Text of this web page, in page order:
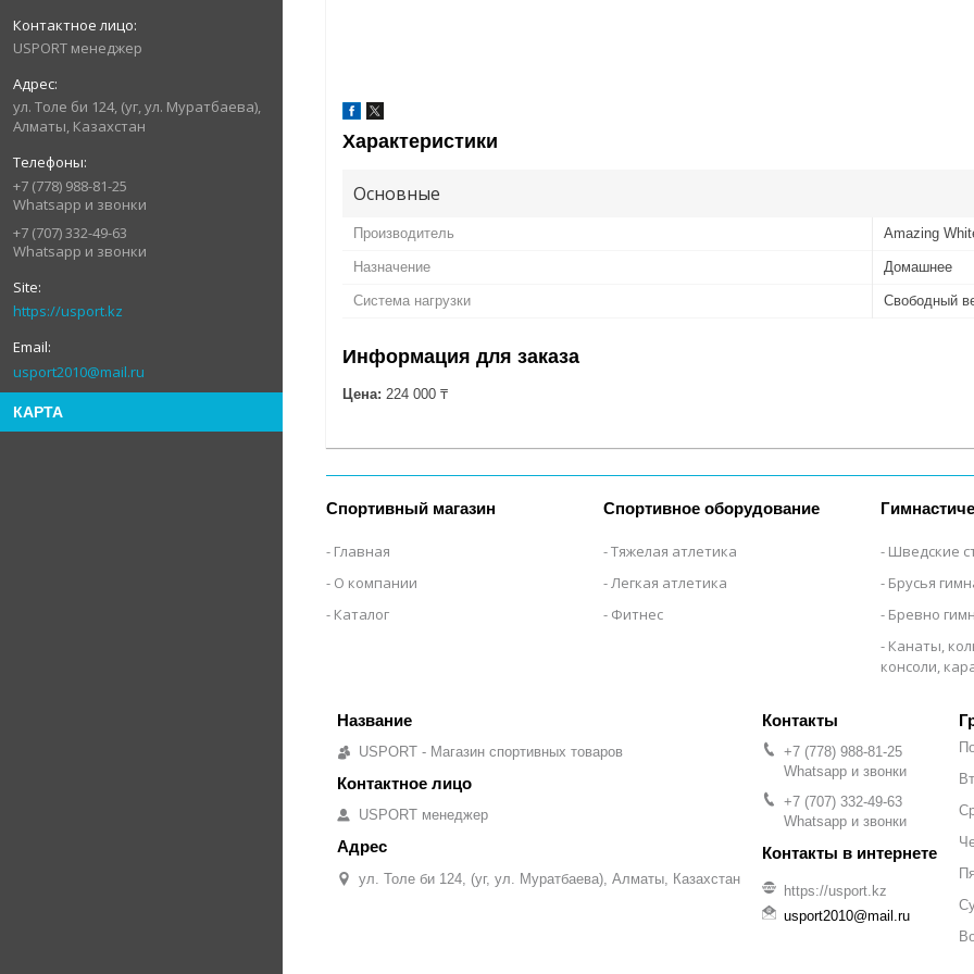
USPORT менеджер
ул. Толе би 124, (уг, ул. Муратбаева),
Алматы, Казахстан
+7 (778) 988-81-25
Whatsapp и звонки
+7 (707) 332-49-63
Whatsapp и звонки
https://usport.kz
usport2010@mail.ru
КАРТА
Характеристики
Основные
Производитель Amazing
Назначение Домашнее
Система нагрузки Свободный
Информация для заказа
Цена: 224 000 ₸
Спортивный магазин
Главная
О компании
Каталог
Спортивное оборудование
Тяжелая атлетика
Легкая атлетика
Фитнес
Шведские
Брусья
Бревно
Канаты,
консоли,
USPORT - Магазин спортивных товаров
USPORT менеджер
ул. Толе би 124, (уг, ул. Муратбаева), Алматы, Казахстан
+7 (778) 988-81-25
Whatsapp и звонки
+7 (707) 332-49-63
Whatsapp и звонки
https://usport.kz
usport2010@mail.ru